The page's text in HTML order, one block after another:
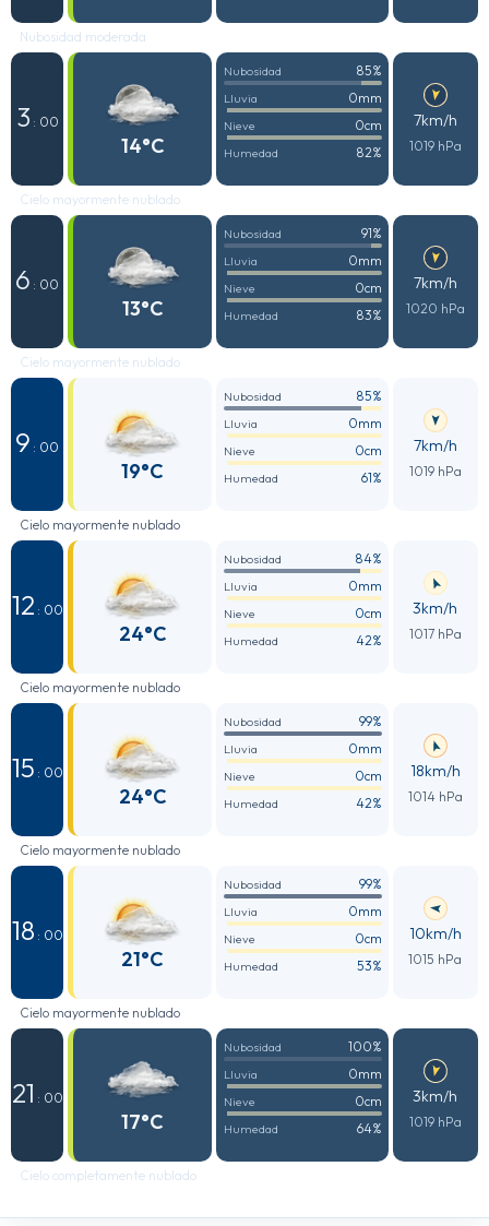
Nubosidad moderada
3 : 00
14°C
Nubosidad 85%
Lluvia 0mm
Nieve 0cm
Humedad 82%
7km/h
1019 hPa
Cielo mayormente nublado
6 : 00
13°C
Nubosidad 91%
Lluvia 0mm
Nieve 0cm
Humedad 83%
7km/h
1020 hPa
Cielo mayormente nublado
9 : 00
19°C
Nubosidad 85%
Lluvia 0mm
Nieve 0cm
Humedad 61%
7km/h
1019 hPa
Cielo mayormente nublado
12 : 00
24°C
Nubosidad 84%
Lluvia 0mm
Nieve 0cm
Humedad 42%
3km/h
1017 hPa
Cielo mayormente nublado
15 : 00
24°C
Nubosidad 99%
Lluvia 0mm
Nieve 0cm
Humedad 42%
18km/h
1014 hPa
Cielo mayormente nublado
18 : 00
21°C
Nubosidad 99%
Lluvia 0mm
Nieve 0cm
Humedad 53%
10km/h
1015 hPa
Cielo mayormente nublado
21 : 00
17°C
Nubosidad 100%
Lluvia 0mm
Nieve 0cm
Humedad 64%
3km/h
1019 hPa
Cielo completamente nublado